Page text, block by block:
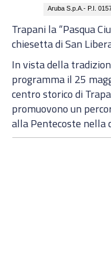
Trapani la “Pasqua
chiesetta di San
In vista della
programma il 25
centro storico di
promuovono un
alla Pentecoste nella